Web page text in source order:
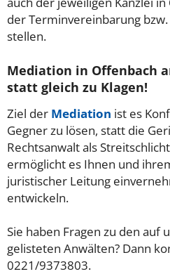
der Terminvereinbarung
stellen.
Mediation in Offenbach
statt gleich zu Klagen!
Ziel der Mediation ist es
Gegner zu lösen, statt die
Rechtsanwalt als
ermöglicht es Ihnen und
juristischer Leitung
entwickeln.
Sie haben Fragen zu den auf
gelisteten Anwälten? Dann
0221/9373803.